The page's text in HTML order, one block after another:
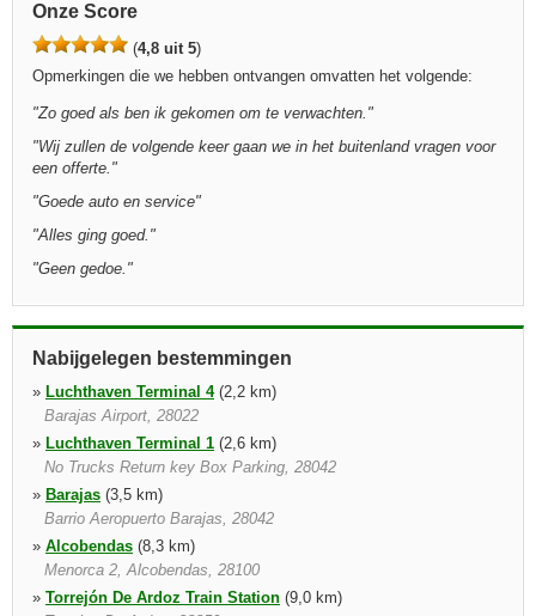
Onze Score
(4,8 uit 5)
Opmerkingen die we hebben ontvangen omvatten het volgende:
"Zo goed als ben ik gekomen om te verwachten. "
"Wij zullen de volgende keer gaan we in het buitenland vragen voor
een offerte. "
"Goede auto en service"
"Alles ging goed. "
"Geen gedoe. "
Nabijgelegen bestemmingen
» Luchthaven Terminal 4(2,2 km)
Barajas Airport, 28022
» Luchthaven Terminal 1 (2,6 km)
No Trucks Return key Box Parking, 28042
» Barajas (3,5 km)
Barrio Aeropuerto Barajas, 28042
» Alcobendas (8,3 km)
Menorca 2, Alcobendas, 28100
» Torrejón De Ardoz Train Station (9,0 km)